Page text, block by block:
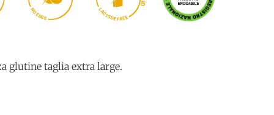
N
OEGGS
I
O
L
ACTOSEFREE
glutine taglia extra large.